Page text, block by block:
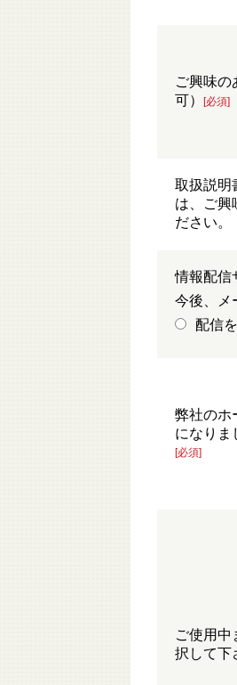
ご興味の
可）
[必須]
取扱説明
は、ご興
ださい。
情報配信
今後、メ
配信
弊社のホ
になりま
[必須]
ご使用中
択して下